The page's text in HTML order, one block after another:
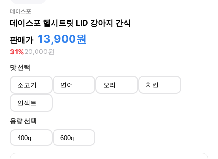
데이스포
데이스포 헬시트릿 LID 강아지 간식
판매가 13,900원
31%20,000원
맛선택
소고기 연어 오리 치킨
인섹트
용량선택
400g 600g